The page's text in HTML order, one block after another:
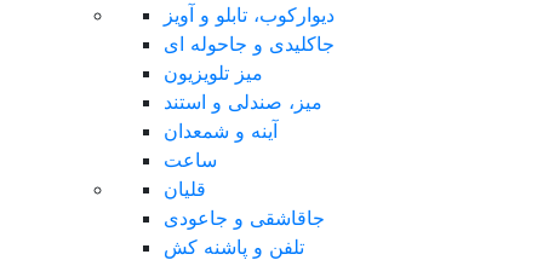
دیوارکوب، تابلو و آویز
جاکلیدی و جاحوله ای
میز تلویزیون
میز، صندلی و استند
آینه و شمعدان
ساعت
قلیان
جاقاشقی و جاعودی
تلفن و پاشنه کش